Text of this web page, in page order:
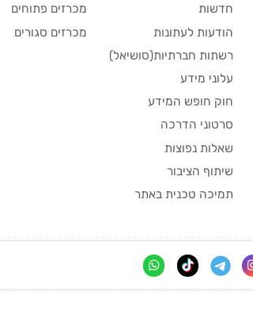
חדשות
הודעות לעתונות
רשתות חברתיות(סושיאל)
עלוני מידע
חוק חופש המידע
סרטוני הדרכה
שאלות נפוצות
שיתוף הציבור
תמיכה טכנית באתר
מכרזים פתוחים
מכרזים סגורים